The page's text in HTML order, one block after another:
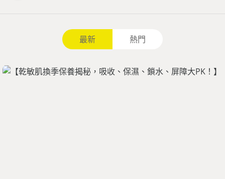
最新 熱門